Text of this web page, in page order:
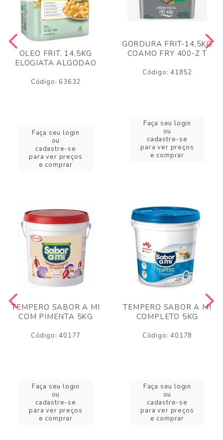
OLEO FRIT. 14,5KG
ELOGIATA ALGODAO
Código: 63632
Faça seu login
ou
cadastre-se
para ver preços
e comprar
GORDURA FRIT-14,5KG
COAMO FRY 400-Z T
Código: 41852
Faça seu login
ou
cadastre-se
para ver preços
e comprar
TEMPERO SABOR A MI
COM PIMENTA 5KG
Código: 40177
Faça seu login
ou
cadastre-se
para ver preços
e comprar
TEMPERO SABOR A MI
COMPLETO 5KG
Código: 40178
Faça seu login
ou
cadastre-se
para ver preços
e comprar